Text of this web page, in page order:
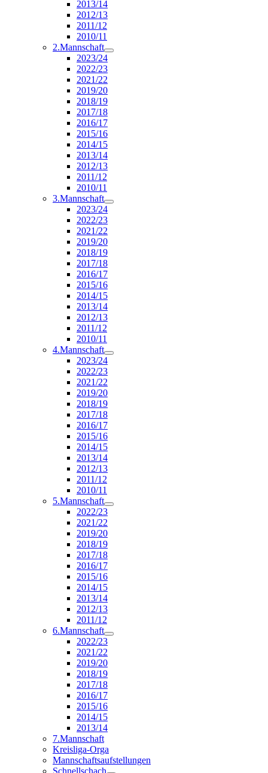
2013/14
2012/13
2011/12
2010/11
2.Mannschaft
2023/24
2022/23
2021/22
2019/20
2018/19
2017/18
2016/17
2015/16
2014/15
2013/14
2012/13
2011/12
2010/11
3.Mannschaft
2023/24
2022/23
2021/22
2019/20
2018/19
2017/18
2016/17
2015/16
2014/15
2013/14
2012/13
2011/12
2010/11
4.Mannschaft
2023/24
2022/23
2021/22
2019/20
2018/19
2017/18
2016/17
2015/16
2014/15
2013/14
2012/13
2011/12
2010/11
5.Mannschaft
2022/23
2021/22
2019/20
2018/19
2017/18
2016/17
2015/16
2014/15
2013/14
2012/13
2011/12
6.Mannschaft
2022/23
2021/22
2019/20
2018/19
2017/18
2016/17
2015/16
2014/15
2013/14
7.Mannschaft
Kreisliga-Orga
Mannschaftsaufstellungen
Schnellschach